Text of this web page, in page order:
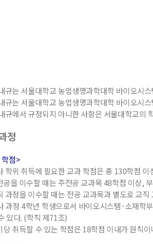
규는 서울대학교 농업생명과학대학 바이오시
규는 서울대학교 농업생명과학대학 바이오시
규에서 규정되지 아니한 사항은 서울대학교의
정
점>
학위 취득에 필요한 교과 학점은 총 130학점
공을 이수할 때는 주전공 교과목 48학점 이상,
과정을 이수할 때는 전공 교과목과 별도로 교
과정 4학년 학생으로서 바이오시스템･소재학
있다. (학칙 제71조)
당 취득할 수 있는 학점은 18학점 이내가 원칙